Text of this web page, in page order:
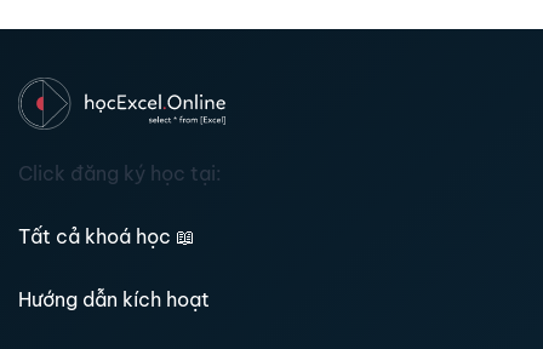
Click đăng ký học tại:
Tất cả khoá học 📖
Hướng dẫn kích hoạt